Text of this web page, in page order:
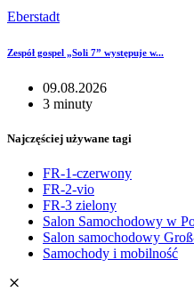
Eberstadt
Zespół gospel „Soli 7” występuje w...
09.08.2026
3 minuty
Najczęściej używane tagi
FR-1-czerwony
FR-2-vio
FR-3 zielony
Salon Samochodowy w
Salon samochodowy
Samochody i mobilność